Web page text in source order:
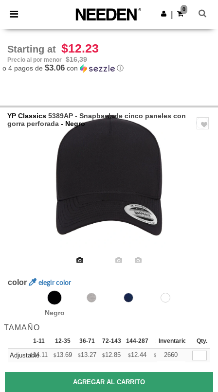
× App de Needen
¡Mejores precios en app!
Descargar app
0
Starting at $12.23
Precio al por menor $16,39
o 4 pagos de $3.06 con ⓘ
YP Classics 5389AP - Snapback de cinco paneles con
gorra perforada - Negro
color elegir color
Negro
TAMAÑO
1-11 12-35 36-71 72-143 144-287 288 + Mas
Inventario Qty.
Adjustable
$14.11 $13.69 $13.27 $12.85 $12.44 $ 12.23
2660